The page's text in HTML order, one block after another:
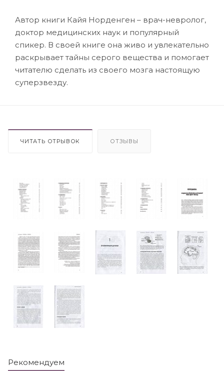
Автор книги Кайя Норденген – врач-невролог,
доктор медицинских наук и популярный
спикер. В своей книге она живо и увлекательно
раскрывает тайны серого вещества и помогает
читателю сделать из своего мозга настоящую
суперзвезду.
ЧИТАТЬ ОТРЫВОК ОТЗЫВЫ
Рекомендуем